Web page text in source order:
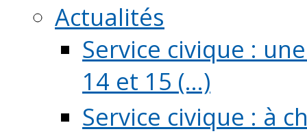
Actualités
Service civique :
14 et 15 (...)
Service civique : à